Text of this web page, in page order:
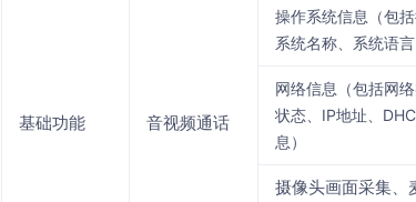
基础功能 音视频通话
操作系统信息（包括
系统名称、系统语言
网络信息（包括网
状态、IP地址、
息）
摄像头画面采集、